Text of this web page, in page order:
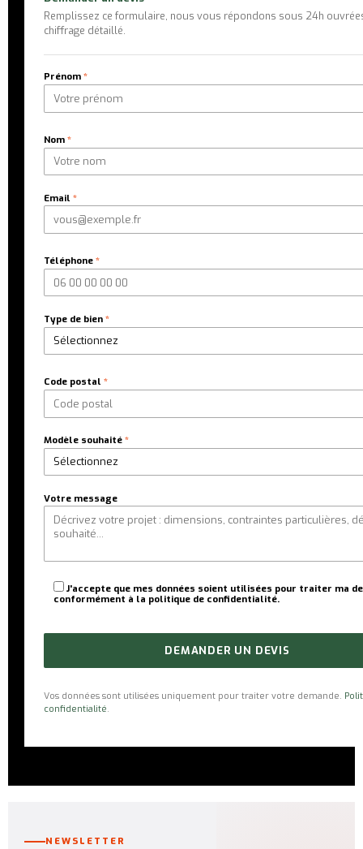
Remplissez ce formulaire, nous vous répondons sous 24h
chiffrage détaillé.
Prénom*
Nom*
Email *
Téléphone*
Type de bien*
Code postal *
Modèle souhaité*
Votre message
J'accepte que mes données soient utilisées pour traiter ma
conformément à la politique de confidentialité.
Vos données sont utilisées uniquement pour traiter votre demande.
confidentialité.
NEWSLETTER